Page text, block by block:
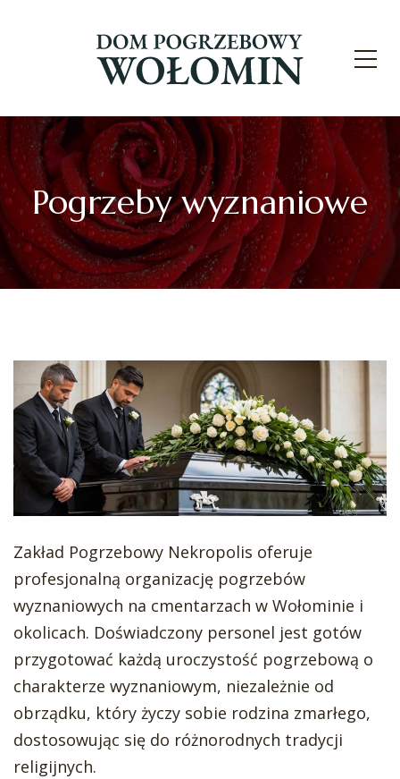
Pogrzeby wyznaniowe
Zakład Pogrzebowy Nekropolis oferuje
profesjonalną organizację pogrzebów
wyznaniowych na cmentarzach w Wołominie i
okolicach. Doświadczony personel jest gotów
przygotować każdą uroczystość pogrzebową o
charakterze wyznaniowym, niezależnie od
obrządku, który życzy sobie rodzina zmarłego,
dostosowując się do różnorodnych tradycji
religijnych.